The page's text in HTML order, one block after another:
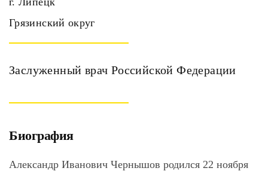
Заслуженный врач Российской Федерации
Биография
Александр Иванович Чернышов родился 22 ноября
Грязинский округ